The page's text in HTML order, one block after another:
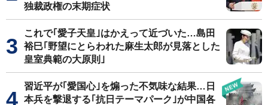
独裁政権の末期症状
これで｢愛子天皇｣はかえって近づいた…島田
裕巳｢野望にとらわれた麻生太郎が見落とした
皇室典範の大原則｣
習近平が｢愛国心｣を煽った不気味な結果…日
本兵を撃退する｢抗日テーマパーク｣が中国各